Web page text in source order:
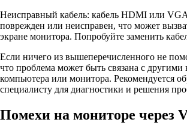
Неисправный кабель: кабель HDMI или
поврежден или неисправен, что может
экране монитора. Попробуйте заменить
Если ничего из вышеперечисленного не
что проблема может быть связана с другими
компьютера или монитора. Рекомендуется
специалисту для диагностики и решения
Помехи на мониторе через